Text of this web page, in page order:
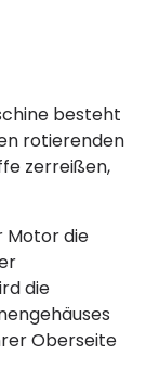
besteht
rotierenden
zerreißen,
Motor die
die
Oberseite